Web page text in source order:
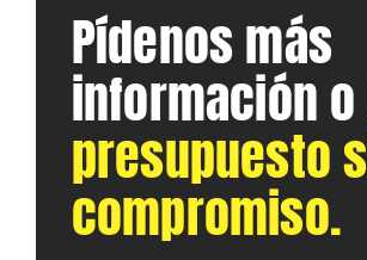
Pídenos más
información
presupuesto
compromiso.